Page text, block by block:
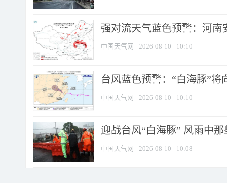
强对流天气蓝色预警：河南
中国天气网 2026-08-10 10:10
台风蓝色预警：“白海豚”
中国天气网 2026-08-10 10:10
迎战台风“白海豚” 风雨中
中国天气网 2026-08-10 10:08